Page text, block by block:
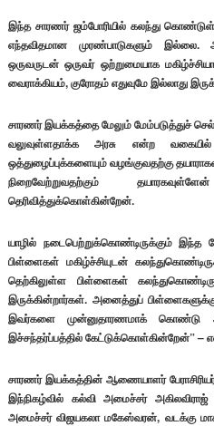
இந்த சாரணர் ஜம்போரியில் கலந்து
எந்தவிதமான முரண்பாடுகளும் இல்லை.
ஒருவருடன் ஒருவர் ஒற்றுமையாக
வைராக்கியம், குரோதம் எதுவுமே இல்லாது
சாரணர் இயக்கத்தை மேலும் மேம்படுத்துச்
வலுவுள்ளதாக்க அரசு என்ற
ஒத்துழைப்புக்களையும் வழங்குவதற்கு
நிறைவேற்றுவதற்கும்
தெரிவித்துக்கொள்கின்றேன்.
யாழில் நடைபெற்றுக்கொண்டிருக்கும் இந்த
பிள்ளைகள் மகிழ்ச்சியுடன்
தெற்கிலுள்ள பிள்ளைகள்
இருக்கின்றார்கள். அனைத்துப்
இவர்களை முன்னுதாரணமாக் கொண்டு
இச்சந்தர்ப்பத்தில் கேட்டுக்கொள்கின்றேன்” –
சாரணர் இயக்கத்தின் ஆணையாளர்
இந்நிகழ்வில் கல்வி அமைச்சர் அகிலவிராஜ்
அமைச்சர் விஜயகலா மகேஸ்வரன், வடக்கு